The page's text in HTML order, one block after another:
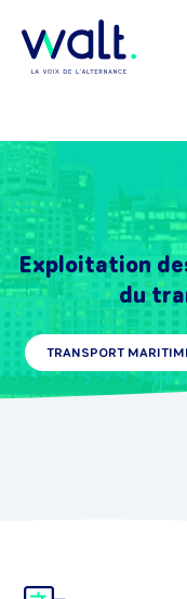
Exploitation
du
TRANSPORT